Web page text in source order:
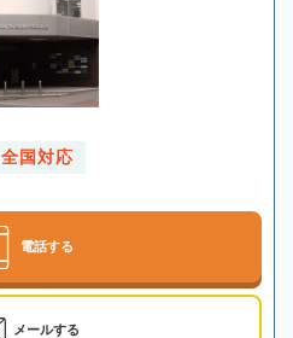
全国対応
電話する
メールする